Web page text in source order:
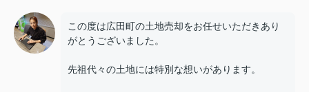
この度は広田町の土地売却をお任せいただきあり
がとうございました。
先祖代々の土地には特別な想いがあります。